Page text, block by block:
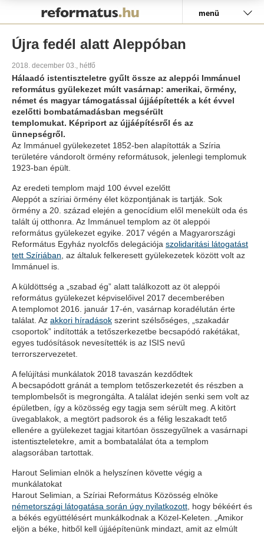
menü
Újra fedél alatt Aleppóban
2018. december 03., hétfő
Hálaadó istentiszteletre gyűlt össze az aleppói Immánuel
református gyülekezet múlt vasárnap: amerikai, örmény,
német és magyar támogatással újjáépítették a két évvel
ezelőtti bombatámadásban megsérült
templomukat. Képriport az újjáépítésről és az
ünnepségről.
Az Immánuel gyülekezetet 1852-ben alapították a Szíria
területére vándorolt örmény reformátusok, jelenlegi templomuk
1923-ban épült.
Az eredeti templom majd 100 évvel ezelőtt
Aleppót a szíriai örmény élet központjának is tartják. Sok
örmény a 20. század elején a genocídium elől menekült oda és
talált új otthonra. Az Immánuel templom az öt aleppói
református gyülekezet egyike. 2017 végén a Magyarországi
Református Egyház nyolcfős delegációja szolidaritási látogatást
tett Szíriában , az általuk felkeresett gyülekezetek között volt az
Immánuel is.
A küldöttség a „szabad ég” alatt találkozott az öt aleppói
református gyülekezet képviselőivel 2017 decemberében
A templomot 2016. január 17-én, vasárnap koradélután érte
találat. Az akkori híradások szerint szélsőséges, „szakadár
csoportok” indították a tetőszerkezetbe becsapódó rakétákat,
egyes tudósítások nevesítették is az ISIS nevű
terrorszervezetet.
A felújítási munkálatok 2018 tavaszán kezdődtek
A becsapódott gránát a templom tetőszerkezetét és részben a
templombelsőt is megrongálta. A találat idején senki sem volt az
épületben, így a közösség egy tagja sem sérült meg. A kitört
üvegablakok, a megtört padsorok és a félig leszakadt tető
ellenére a gyülekezet tagjai kitartóan összegyűlnek a vasárnapi
istentiszteletekre, amit a bombatalálat óta a templom
alagsorában tartottak.
Harout Selimian elnök a helyszínen követte végig a
munkálatokat
Harout Selimian, a Szíriai Református Közösség elnöke
németországi látogatása során úgy nyilatkozott , hogy békéért és
a békés együttélésért munkálkodnak a Közel-Keleten. „Amikor
eljön a béke, hitből kell újjáépítenünk mindazt, amit az elmúlt